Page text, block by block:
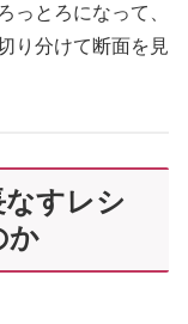
っとろになって、
り分けて断面を見
すレシ
か